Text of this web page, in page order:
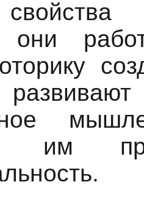
они
им